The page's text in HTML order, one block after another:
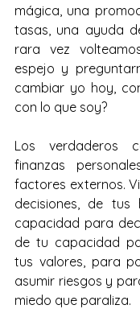
mágica, una
tasas, una ayuda
rara vez
espejo y
cambiar yo hoy,
con lo que soy?
Los verdaderos
finanzas
factores externos.
decisiones, de
capacidad para
de tu capacidad
tus valores, para
asumir riesgos y
miedo que paraliza.